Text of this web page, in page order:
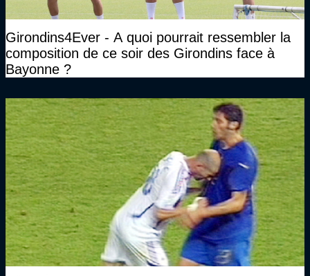
Girondins4Ever - A quoi pourrait ressembler la
composition de ce soir des Girondins face à
Bayonne ?